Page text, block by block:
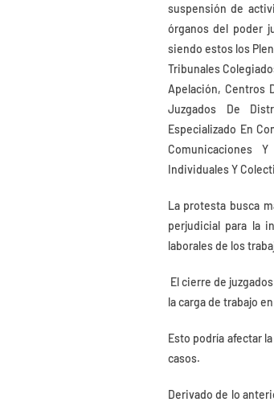
suspensión de
órganos del poder
siendo estos los
Tribunales
Apelación, Centros
Juzgados De
Especializado En
Comunicaciones
Individuales Y
La protesta busca
perjudicial para la
laborales de los
El cierre de
la carga de trabajo
Esto podría afectar
casos.
Derivado de lo